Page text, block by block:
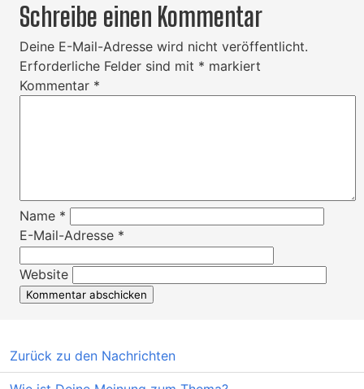
Schreibe einen Kommentar
Deine E-Mail-Adresse wird nicht veröffentlicht.
Erforderliche Felder sind mit * markiert
Kommentar *
Name *
E-Mail-Adresse *
Website
Zurück zu den Nachrichten